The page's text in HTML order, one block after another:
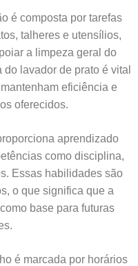
é composta por tarefas
talheres e utensílios,
a limpeza geral do
lavador de prato é vital
eficiência e
oferecidos.
aprendizado
como disciplina,
Essas habilidades são
o que significa que a
base para futuras
é marcada por horários